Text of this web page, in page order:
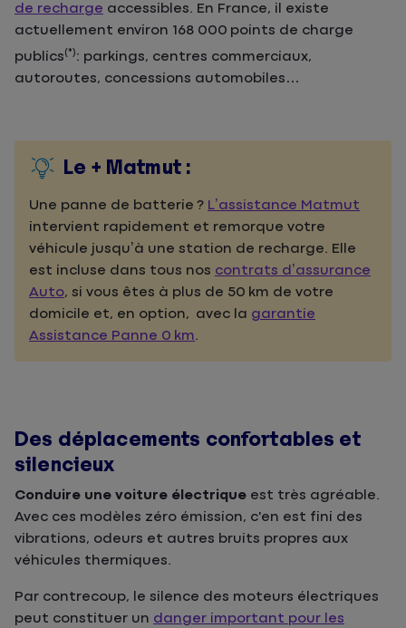
de recharge accessibles. En France, il existe
actuellement environ 168 000 points de charge
publics(*): parkings, centres commerciaux,
autoroutes, concessions automobiles…
Le + Matmut :
Une panne de batterie ? L’assistance Matmut
intervient rapidement et remorque votre
véhicule jusqu’à une station de recharge. Elle
est incluse dans tous nos contrats d’assurance
Auto, si vous êtes à plus de 50 km de votre
domicile et, en option, avec la garantie
Assistance Panne 0 km.
Des déplacements confortables et
silencieux
Conduire une voiture électrique est très agréable.
Avec ces modèles zéro émission, c'en est fini des
vibrations, odeurs et autres bruits propres aux
véhicules thermiques.
Par contrecoup, le silence des moteurs électriques
peut constituer un danger important pour les